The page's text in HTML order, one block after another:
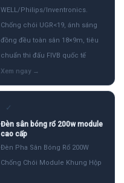
WELL/Philips/Inventronics.
Chống chói UGR<19, ánh sáng
đồng đều toàn sân 18×9m, tiêu
chuẩn thi đấu FIVB quốc tế
✓
Đèn sân bóng rổ 200w module
cao cấp
Đèn Pha Sân Bóng Rổ 200W
Chống Chói Module Khung Hộp